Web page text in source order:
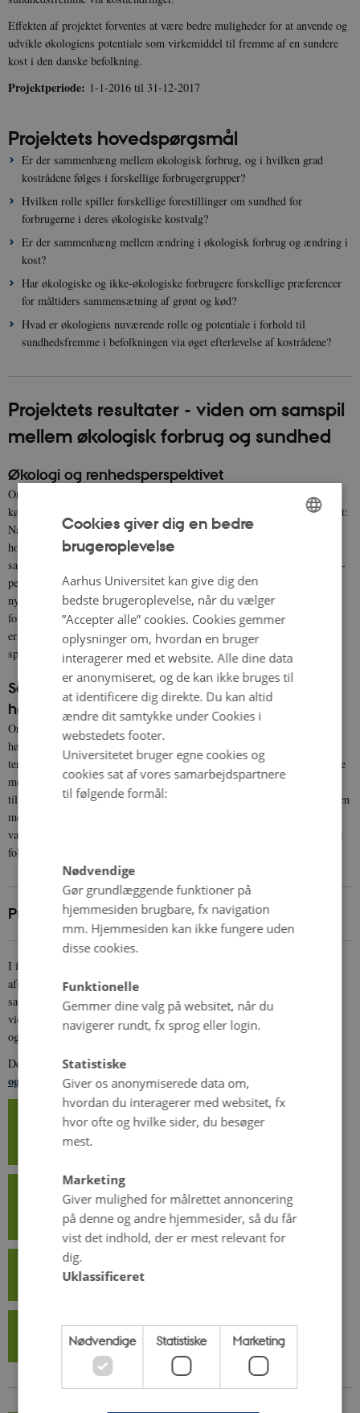
Effekten af projektet forventes at være bedre muligheder for at anvende og
udvikle økologiens potentiale som virkemiddel til fremme af en sundere
kost i den danske befolkning.
Projektperiode: 1-1-2016 til 31-12-2017
Projektets hovedspørgsmål
Er der sammenhæng mellem økologisk forbrug, og i hvilken grad
kostrådene følges i forskellige forbrugergrupper?
Hvilken rolle spiller forskellige forestillinger om sundhed for
forbrugerne i deres økologiske kostvalg?
Er der sammenhæng mellem ændring i økologisk forbrug og ændring i
kost?
Har økologiske og ikke-økologiske forbrugere forskellige præferencer
for måltiders sammensætning af grønt og kød?
Hvad er økologiens nuværende rolle og potentiale i forhold til
sundhedsfremme i befolkningen via øget efterlevelse af kostrådene?
Projektets resultater - viden om samspil
mellem økologisk forbrug og sundhed
Økologi og renhedsperspektivet
OrgHealth fandt i sine undersøgelser, at sundhed er en vigtig grund til at
købe økologisk mad. Herudover blev opfattelsen af “sund mad” nuanceret:
Når forbrugerne talte om sundhed i forhold til økologisk mad, trak de
hovedsagligt på en forståelse af sundhed som renhed. Men når fokus var
sat på sundhed mere generelt, trak deltagerne også på tre andre sundheds-
perspektiver; hovedsageligt ernæringsperspektivet men også
nydelsesperspektivet og et holistisk perspektiv. At forbrugerne syntes at
forbinde økologi med renheds- dimensionen af sundhed, men ikke
ernærings- dimensionen, blev tydeligt bekræftet i projektets
spørgeskemaundersøgelse.
Sammenhængen mellem højt økologiforbrug og
højt forbrug af grønt
OrgHealth fandt en positiv sammenhæng mellem højt økologiforbrug og
højt forbrug af frugt og grønt samt lavere forbrug af kød. Og, der sås en
tendens til, at folk begyndte at købe sundere mad, før de begyndte at købe
mere økologisk. At de økologiske forbrugeres kost i højere grad lever op
til kostrådene end øvrige forbrugeres, hænger altså tilsyneladende sammen
med, at når man først begyn-der at fokusere på ét aspekt af sundhed (det
være sig ’renhed’ eller ernæringsrigtig kost), fører det naturligt videre til
fokus på andre aspekter af sundhed.
Publikationer
I forbindelse med afslutning af projektet har OrgHealth lavet en
afsluttende fælles slutpublikation
samfundsvidenskabelige projektet SOMDwIT(Etablering af
videngrundlag for styrkelse af vækst i den økologiske eksport)
og
(samspil mellem økologisk forbrug og sundhed).
Derudover kan du også se en forkortet udgave af
og anbefalinger fra projektet
OrgHealths afsluttende
publikation (forkortet udgave af
fællespublikation)
Fælles
slutpublikation
om projektet
Opstartsfolder
om OrgHealth
Se projektets publikationer (Organic
Eprints)
Cookies giver dig en bedre
brugeroplevelse
Aarhus Universitet kan give dig den
bedste brugeroplevelse, når du vælger
”Accepter alle” cookies. Cookies gemmer
oplysninger om, hvordan en bruger
interagerer med et website. Alle dine data
er anonymiseret, og de kan ikke bruges til
at identificere dig direkte. Du kan altid
ændre dit samtykke under Cookies i
webstedets footer.
Universitetet bruger egne cookies og
cookies sat af vores samarbejdspartnere
til følgende formål:
Nødvendige
Gør grundlæggende funktioner på
hjemmesiden brugbare, fx navigation
mm. Hjemmesiden kan ikke fungere uden
disse cookies.
Funktionelle
Gemmer dine valg på websitet, når du
navigerer rundt, fx sprog eller login.
Statistiske
Giver os anonymiserede data om,
hvordan du interagerer med websitet, fx
hvor ofte og hvilke sider, du besøger
mest.
Marketing
Giver mulighed for målrettet annoncering
på denne og andre hjemmesider, så du får
vist det indhold, der er mest relevant for
dig.
Uklassificeret
Nødvendige Statistiske Marketing